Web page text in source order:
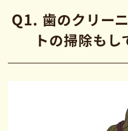
Q1. 歯のクリー
トの掃除もし